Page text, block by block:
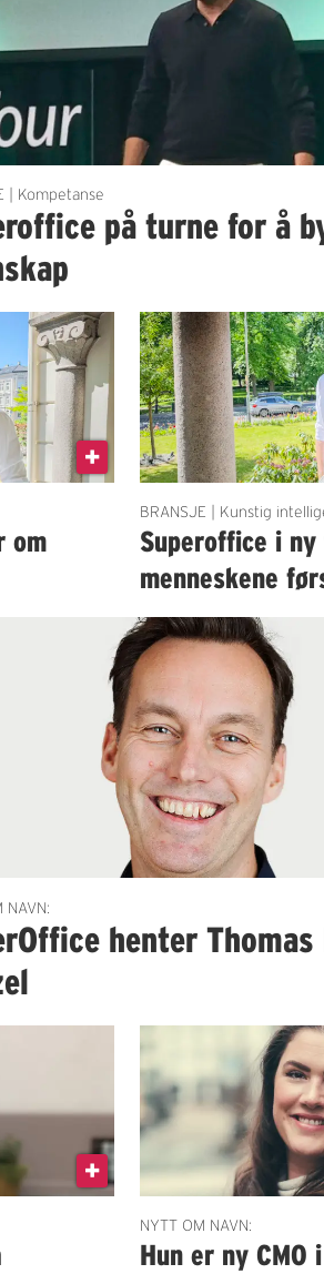
| Kompetanse
på turne for å
om
BRANSJE | Kunstig
Superoffice i
menneskene
NAVN:
henter
NYTT OM NAVN:
Hun er ny CMO